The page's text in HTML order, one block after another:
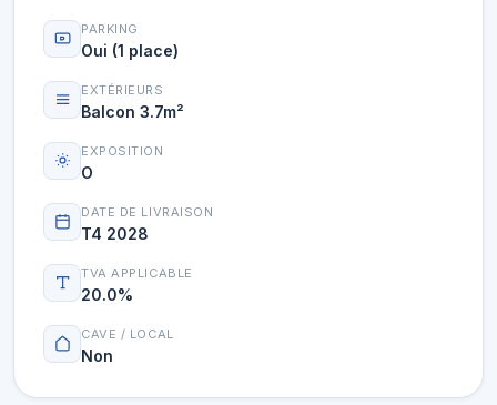
PARKING
Oui (1 place)
EXTÉRIEURS
Balcon 3.7m²
EXPOSITION
O
DATE DE LIVRAISON
T4 2028
TVA APPLICABLE
20.0%
CAVE / LOCAL
Non